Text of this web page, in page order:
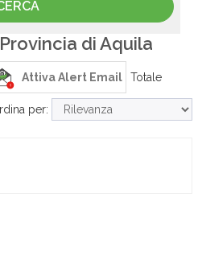
di Aquila
Attiva Alert Email Totale
per: